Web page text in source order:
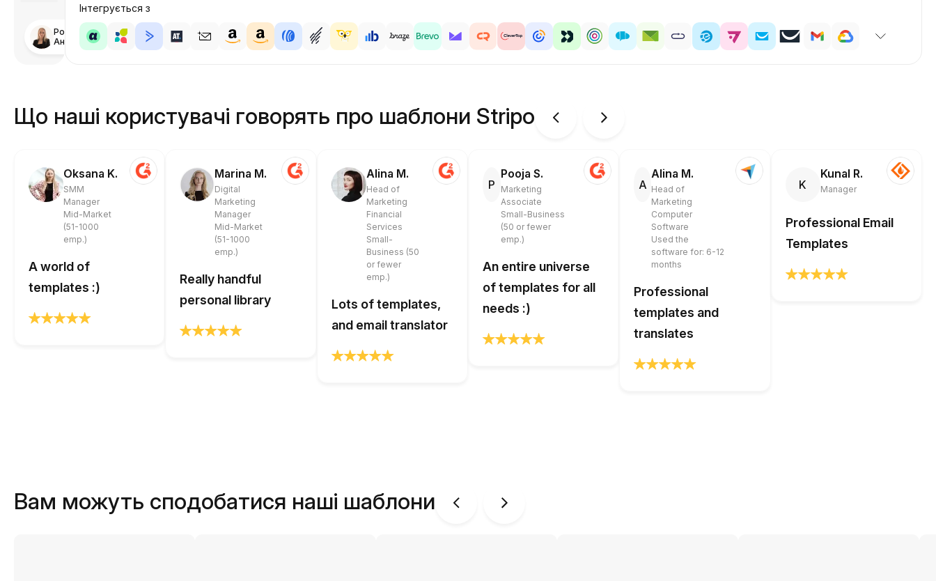
Розроблено
Анастасія
Інтегрується з
Що наші користувачі говорять про шаблони Stripo
Oksana K.
SMM
Manager
Mid-Market
(51-1000
emp.)
A world of
templates :)
Marina M.
Digital
Marketing
Manager
Mid-Market
(51-1000
emp.)
Really handful
personal library
Alina M.
Head of
Marketing
Financial
Services
Small-
Business (50
or fewer
emp.)
Lots of templates,
and email translator
P
Pooja S.
Marketing
Associate
Small-Business
(50 or fewer
emp.)
An entire universe
of templates for all
needs :)
A
Alina M.
Head of
Marketing
Computer
Software
Used the
software for: 6-12
months
Professional
templates and
translates
K
Kunal R.
Manager
Professional Email
Templates
Вам можуть сподобатися наші шаблони